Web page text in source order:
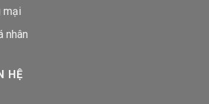
mại
nhân
HỆ